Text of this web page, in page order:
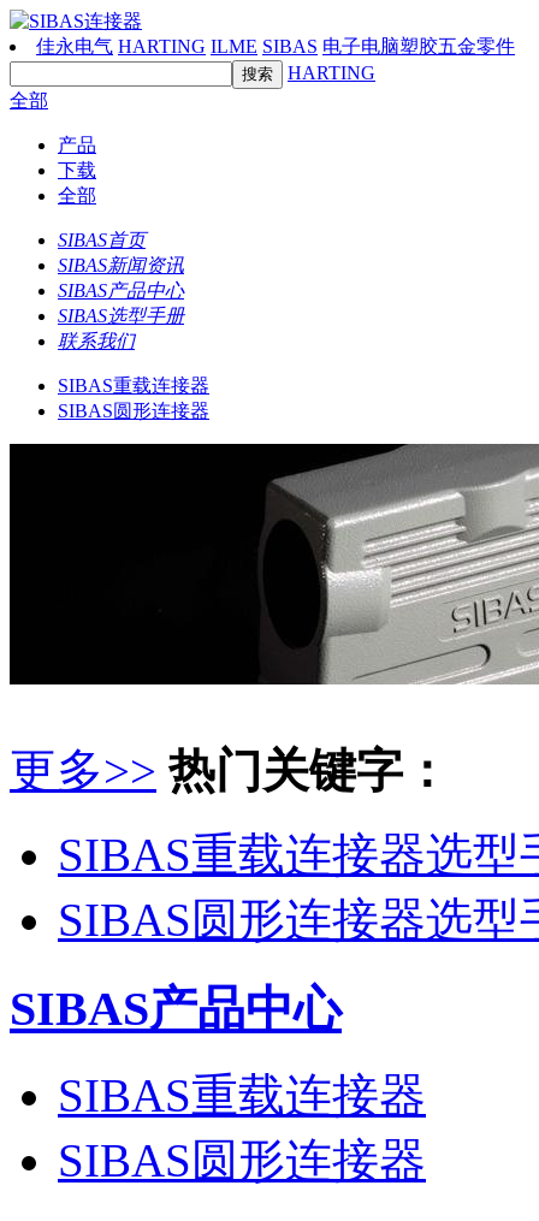
佳永电气 HARTING ILME SIBAS 电子电脑塑胶五金零件
HARTING
全部
产品
下载
全部
SIBAS首页
SIBAS新闻资讯
SIBAS产品中心
SIBAS选型手册
联系我们
SIBAS重载连接器
SIBAS圆形连接器
更多>> 热门关键字：
SIBAS重载连接器选型
SIBAS圆形连接器选型
SIBAS产品中心
SIBAS重载连接器
SIBAS圆形连接器